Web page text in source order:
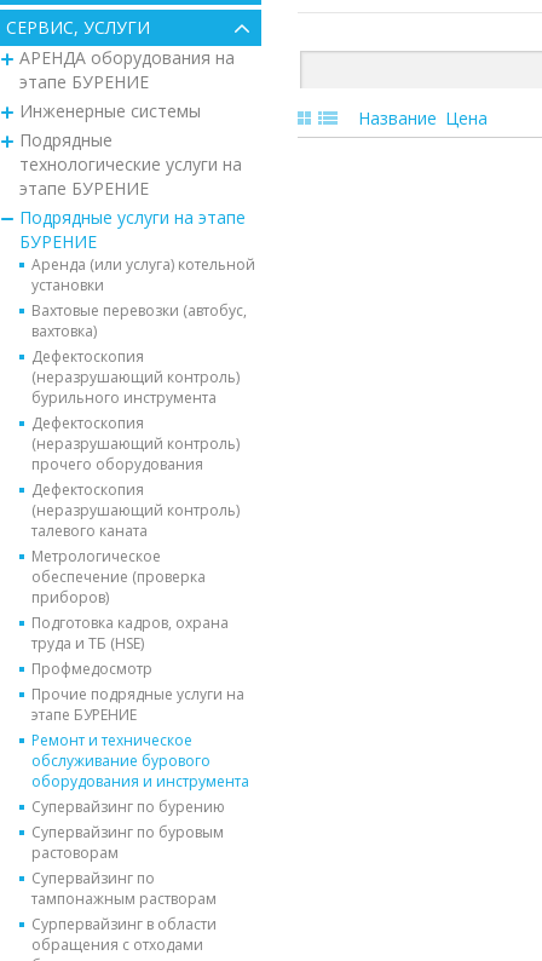
СЕРВИС, УСЛУГИ
АРЕНДА оборудования на
этапе БУРЕНИЕ
Инженерные системы
Подрядные
технологические услуги на
этапе БУРЕНИЕ
Подрядные услуги на этапе
БУРЕНИЕ
Аренда (или услуга) котельной
установки
Вахтовые перевозки (автобус,
вахтовка)
Дефектоскопия
(неразрушающий контроль)
бурильного инструмента
Дефектоскопия
(неразрушающий контроль)
прочего оборудования
Дефектоскопия
(неразрушающий контроль)
талевого каната
Метрологическое
обеспечение (проверка
приборов)
Подготовка кадров, охрана
труда и ТБ (HSE)
Профмедосмотр
Прочие подрядные услуги на
этапе БУРЕНИЕ
Ремонт и техническое
обслуживание бурового
оборудования и инструмента
Супервайзинг по бурению
Супервайзинг по буровым
растоворам
Супервайзинг по
тампонажным растворам
Сурпервайзинг в области
обращения с отходами
Название Цена